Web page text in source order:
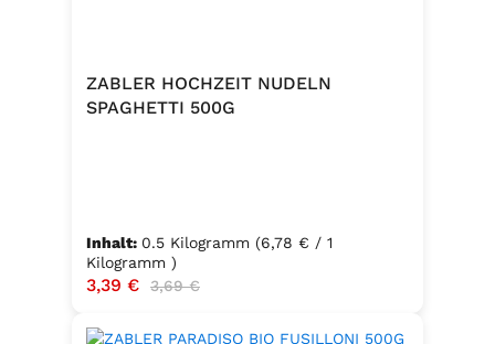
ZABLER HOCHZEIT NUDELN
SPAGHETTI 500G
Inhalt: 0.5 Kilogramm (6,78 € / 1
Kilogramm )
Verkaufspreis:
3,39 € Regulärer Preis:
3,69 €